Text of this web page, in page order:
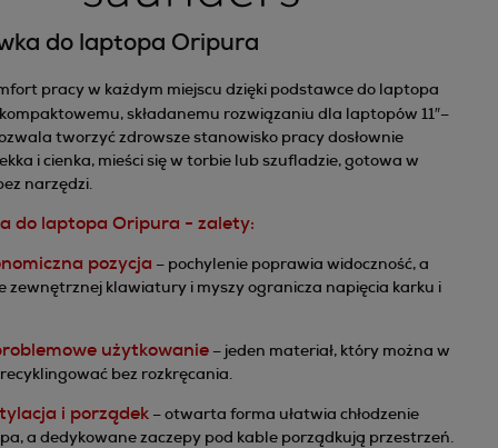
do laptopa Oripura
pracy w każdym miejscu dzięki podstawce do laptopa
składanemu rozwiązaniu dla laptopów 11″–
tworzyć zdrowsze stanowisko pracy dosłownie
i cienka, mieści się w torbie lub szufladzie, gotowa w
narzędzi.
do laptopa Oripura - zalety:
pozycja – pochylenie poprawia widoczność, a
zewnętrznej klawiatury i myszy ogranicza napięcia karku i
użytkowanie– jeden materiał, który można w
recyklingować bez rozkręcania.
i porządek– otwarta forma ułatwia chłodzenie
a dedykowane zaczepy pod kable porządkują przestrzeń.